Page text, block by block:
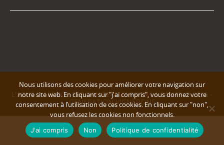
L'ABUS D'ALCOOL EST DANGEREUX POUR LA SANTÉ © 2025 -
GENERATION VIGNERONS
Nous utilisons des cookies pour améliorer votre navigation sur
notre site web. En cliquant sur "j'ai compris", vous donnez votre
consentement à l’utilisation de ces cookies. En cliquant sur "non",
vous refusez les cookies non fonctionnels.
J'ai compris Non Politique de confidentialité